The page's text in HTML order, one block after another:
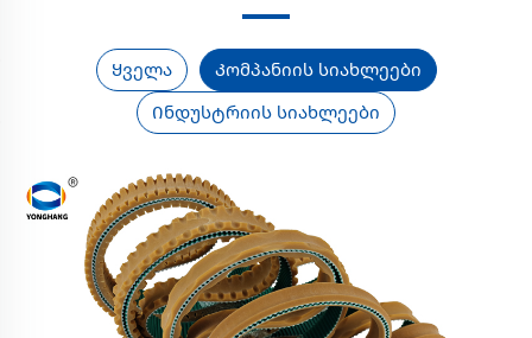
Ყველა Კომპანიის სიახლეები
Ინდუსტრიის სიახლეები